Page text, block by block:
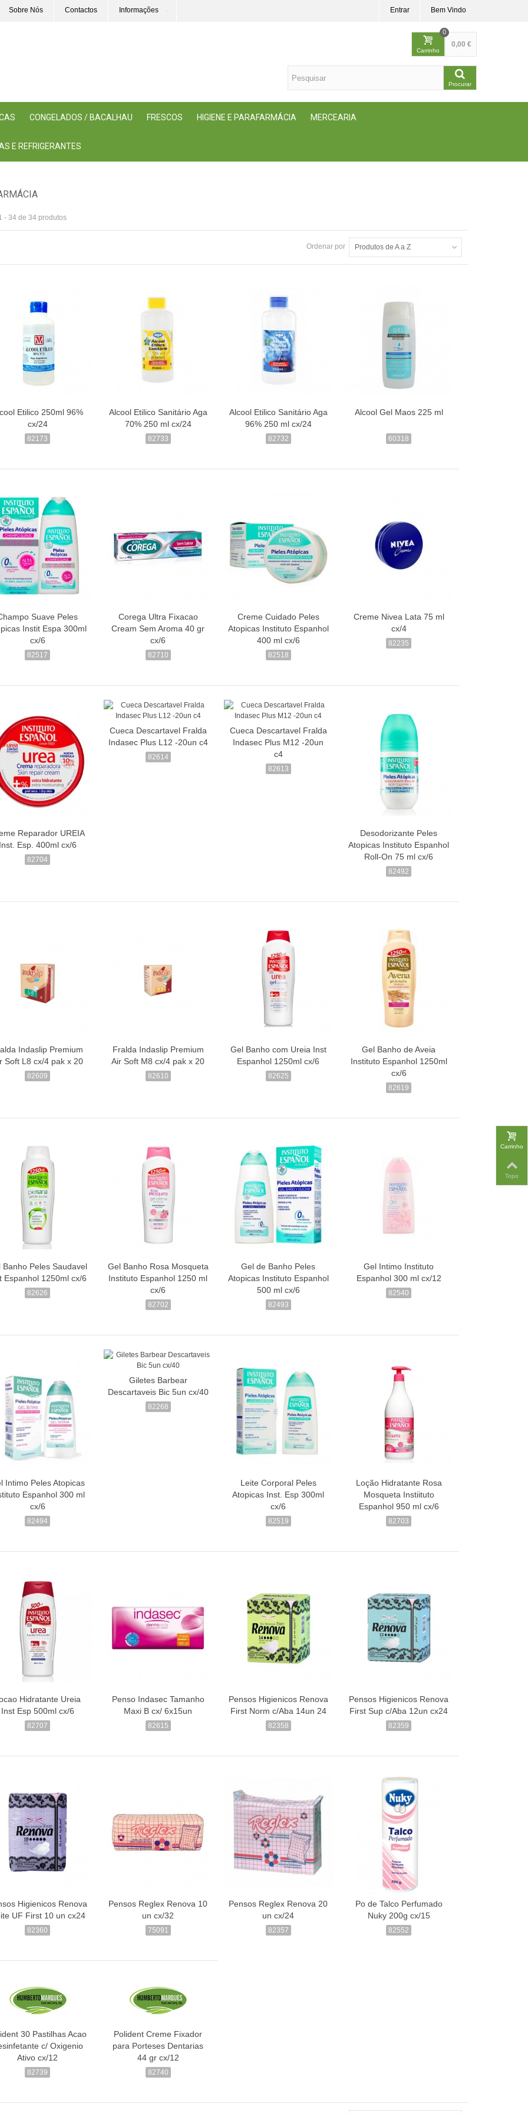
Sobre Nós Contactos Informações Bem Vindo
Entrar
Carrinho
0
0,00 €
Procurar
CONGELADOS / BACALHAU FRESCOS HIGIENE E PARAFARMÁCIA MERCEARIA
E REFRIGERANTES
- 34 de 34 produtos
Ordenar por Produtos de A a Z
Etilico 250ml 96%
cx/24
82173
Alcool Etilico Sanitário Aga
70% 250 ml cx/24
82733
Alcool Etilico Sanitário Aga
96% 250 ml cx/24
82732
Alcool Gel Maos 225 ml
60318
Suave Peles
Instit Espa 300ml
cx/6
82517
Corega Ultra Fixacao
Cream Sem Aroma 40 gr
cx/6
82710
Creme Cuidado Peles
Atopicas Instituto Espanhol
400 ml cx/6
82518
Creme Nivea Lata 75 ml
cx/4
82235
Reparador UREIA
Esp. 400ml cx/6
82704
Cueca Descartavel Fralda
Indasec Plus L12 -20un c4
82614
Cueca Descartavel Fralda
Indasec Plus M12 -20un
c4
82613
Desodorizante Peles
Atopicas Instituto Espanhol
Roll-On 75 ml cx/6
82492
Indaslip Premium
Soft L8 cx/4 pak x 20
82609
Fralda Indaslip Premium
Air Soft M8 cx/4 pak x 20
82610
Gel Banho com Ureia Inst
Espanhol 1250ml cx/6
82625
Gel Banho de Aveia
Instituto Espanhol 1250ml
cx/6
82619
Banho Peles Saudavel
Espanhol 1250ml cx/6
82626
Gel Banho Rosa Mosqueta
Instituto Espanhol 1250 ml
cx/6
82702
Gel de Banho Peles
Atopicas Instituto Espanhol
500 ml cx/6
82493
Gel Intimo Instituto
Espanhol 300 ml cx/12
82540
Intimo Peles Atopicas
Espanhol 300 ml
cx/6
82494
Giletes Barbear
Descartaveis Bic 5un cx/40
82268
Leite Corporal Peles
Atopicas Inst. Esp 300ml
cx/6
82519
Loção Hidratante Rosa
Mosqueta Instiituto
Espanhol 950 ml cx/6
82703
Hidratante Ureia
Inst Esp 500ml cx/6
82707
Penso Indasec Tamanho
Maxi B cx/ 6x15un
82615
Pensos Higienicos Renova
First Norm c/Aba 14un 24
82358
Pensos Higienicos Renova
First Sup c/Aba 12un cx24
82359
Higienicos Renova
UF First 10 un cx24
82360
Pensos Reglex Renova 10
un cx/32
75091
Pensos Reglex Renova 20
un cx/24
82357
Po de Talco Perfumado
Nuky 200g cx/15
82552
30 Pastilhas Acao
c/ Oxigenio
Ativo cx/12
82739
Polident Creme Fixador
para Porteses Dentarias
44 gr cx/12
82740
Carrinho
Topo